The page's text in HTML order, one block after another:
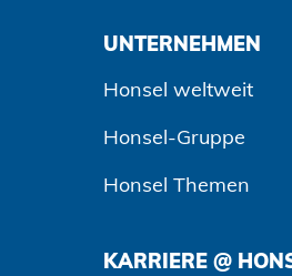
UNTERNEHMEN
Honsel weltweit
Honsel-Gruppe
Honsel Themen
KARRIERE @